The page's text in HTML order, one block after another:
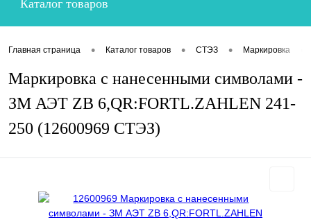
Каталог товаров
Главная страница • Каталог товаров • СТЭЗ • Маркировка
Маркировка с нанесенными символами -
ЗМ АЭТ ZB 6,QR:FORTL.ZAHLEN 241-
250 (12600969 СТЭЗ)